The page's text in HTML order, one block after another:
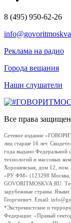
8 (495) 950-62-26
Реклама на радио
Города вещания
Наши слушатели
Все права
Сетевое издание
лиц старше 16 лет.
года выдано Федеральной
технологий и массовых
Хорошевская, дом 12, пом.
«РУ ФМ» (123298 Москва,
GOVORITMOSKVA.RU.
зарубежные страны.
Георгиевич. Email:
*Экстремистские и
Федерации: «Правый